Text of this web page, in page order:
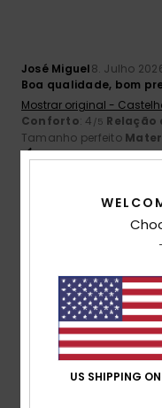
José Miguel8. Julho
Boa qualidade, bom
Mostrar original -
Conforto: 4 /5
Tamanho perfeito
Eu recomendo este
Bernadette22. Junho
Em pleno verão, uma
Mostrar original - Francês
Conforto: 4/5 Relação
Tamanho perfeito
Eu recomendo este
US SHIPPING